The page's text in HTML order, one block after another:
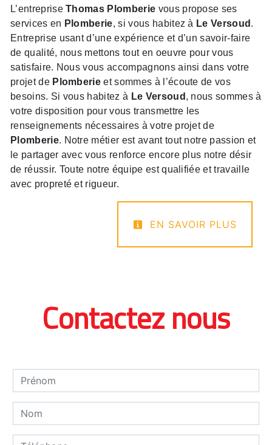
L’entrepriseThomas Plomberie vous propose ses
services en Plomberie, si vous habitez à Le Versoud .
Entreprise usant d’une expérience et d’un savoir-faire
de qualité, nous mettons tout en oeuvre pour vous
satisfaire. Nous vous accompagnons ainsi dans votre
projet de Plomberie et sommes à l’écoute de vos
besoins. Si vous habitez à Le Versoud , nous sommes à
votre disposition pour vous transmettre les
renseignements nécessaires à votre projet de
Plomberie. Notre métier est avant tout notre passion et
le partager avec vous renforce encore plus notre désir
de réussir. Toute notre équipe est qualifiée et travaille
avec propreté et rigueur.
EN SAVOIR PLUS
Contactez nous